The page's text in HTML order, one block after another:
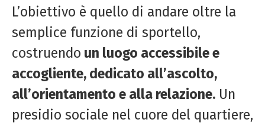
L’obiettivo è quello di andare oltre la
semplice funzione di sportello,
costruendo un luogo accessibile e
accogliente, dedicato all’ascolto,
all’orientamento e alla relazione. Un
presidio sociale nel cuore del quartiere,